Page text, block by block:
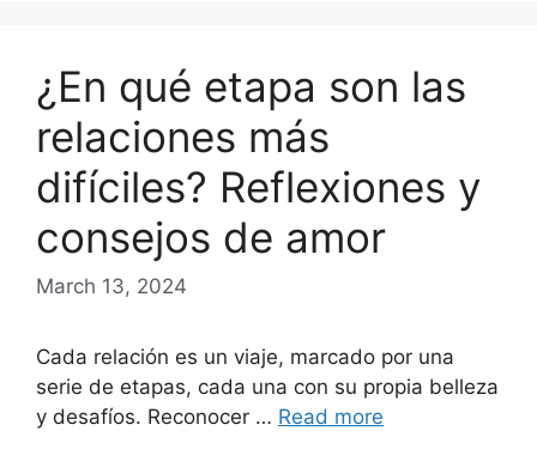
¿En qué etapa son las
relaciones más
difíciles? Reflexiones y
consejos de amor
March 13, 2024
Cada relación es un viaje, marcado por una
serie de etapas, cada una con su propia belleza
y desafíos. Reconocer … Read more